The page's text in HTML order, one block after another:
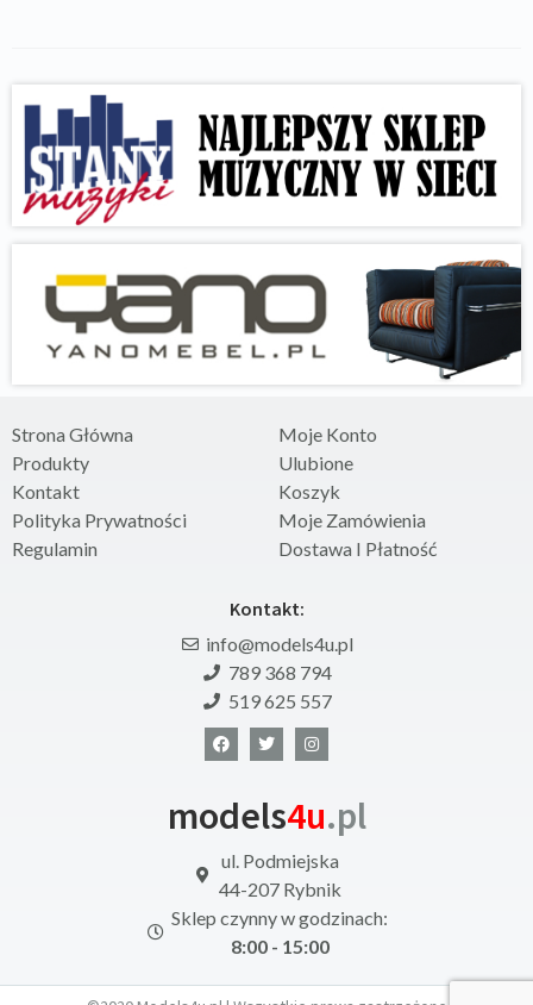
Strona Główna
Produkty
Kontakt
Polityka Prywatności
Regulamin
Moje Konto
Ulubione
Koszyk
Moje Zamówienia
Dostawa I Płatność
Kontakt:
info@models4u.pl
789 368 794
519 625 557
models4u.pl
ul. Podmiejska
44-207 Rybnik
Sklep czynny w godzinach:
8:00 - 15:00